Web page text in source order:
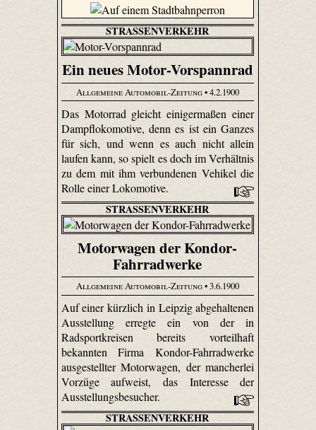
STRASSENVERKEHR
Ein neues Motor-Vorspannrad
Allgemeine Automobil-Zeitung• 4.2.1900
Das Motorrad gleicht einigermaßen einer
Dampflokomotive, denn es ist ein Ganzes
für sich, und wenn es auch nicht allein
laufen kann, so spielt es doch im Verhältnis
zu dem mit ihm verbundenen Vehikel die
Rolle einer Lokomotive.
STRASSENVERKEHR
Motorwagen der Kondor-
Fahrradwerke
Allgemeine Automobil-Zeitung• 3.6.1900
Auf einer kürzlich in Leipzig abgehaltenen
Ausstellung erregte ein von der in
Radsportkreisen bereits vorteilhaft
bekannten Firma Kondor-Fahrradwerke
ausgestellter Motorwagen, der mancherlei
Vorzüge aufweist, das Interesse der
Ausstellungsbesucher.
STRASSENVERKEHR